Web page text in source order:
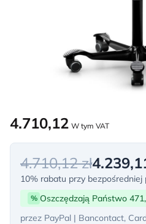
4.710,12 W tym VAT
4.710,12 zł
10% rabatu przy bezpośredniej
% Oszczędzają Państwo
przez PayPal | Bancontact,